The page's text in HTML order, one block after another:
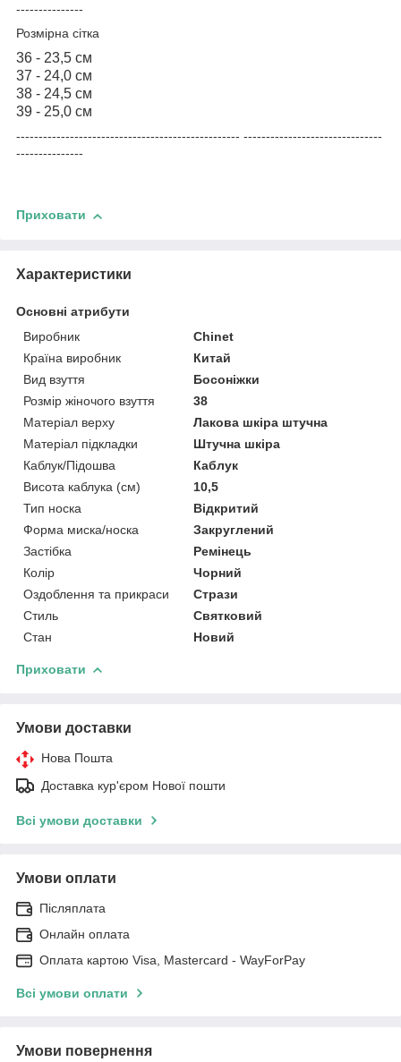
---------------
Розмірна сітка
36 - 23,5 см
37 - 24,0 см
38 - 24,5 см
39 - 25,0 см
-------------------------------------------------- -------------------------------
---------------
Приховати
Характеристики
Основні атрибути
Виробник
Chinet
Країна виробник
Китай
Вид взуття
Босоніжки
Розмір жіночого взуття
38
Матеріал верху
Лакова шкіра штучна
Матеріал підкладки
Штучна шкіра
Каблук/Підошва
Каблук
Висота каблука (см)
10,5
Тип носка
Відкритий
Форма миска/носка
Закруглений
Застібка
Ремінець
Колір
Чорний
Оздоблення та прикраси
Стрази
Стиль
Святковий
Стан
Новий
Приховати
Умови доставки
Нова Пошта
Доставка кур'єром Нової пошти
Всі умови доставки
Умови оплати
Післяплата
Онлайн оплата
Оплата картою Visa, Mastercard - WayForPay
Всі умови оплати
Умови повернення